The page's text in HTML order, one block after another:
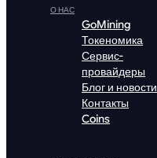
О НАС
GoMining
Токеномика
Сервис-
провайдеры
Блог и новости
Контакты
Coins